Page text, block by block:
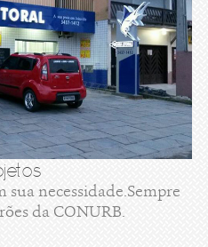
sua necessidade.Sempre
da CONURB.